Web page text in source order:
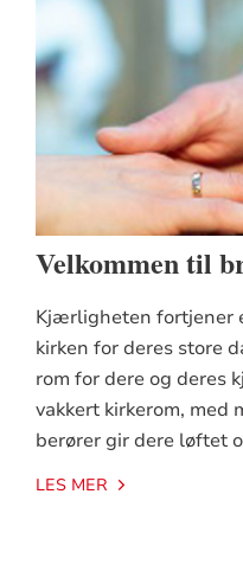
Velkommen til
Kjærligheten fortjener
kirken for deres store
rom for dere og deres
vakkert kirkerom, med
berører gir dere løftet
LES MER